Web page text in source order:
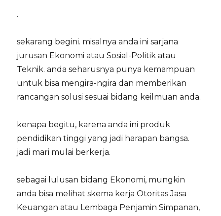
.
sekarang begini. misalnya anda ini sarjana
jurusan Ekonomi atau Sosial-Politik atau
Teknik. anda seharusnya punya kemampuan
untuk bisa mengira-ngira dan memberikan
rancangan solusi sesuai bidang keilmuan anda.
kenapa begitu, karena anda ini produk
pendidikan tinggi yang jadi harapan bangsa.
jadi mari mulai berkerja.
sebagai lulusan bidang Ekonomi, mungkin
anda bisa melihat skema kerja Otoritas Jasa
Keuangan atau Lembaga Penjamin Simpanan,